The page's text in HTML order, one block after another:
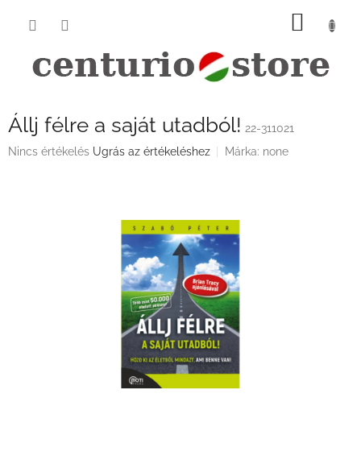
KOSÁR
Állj félre a saját utadból! 22-311021
A
Nincs értékelés Ugrás az értékeléshez Márka: none